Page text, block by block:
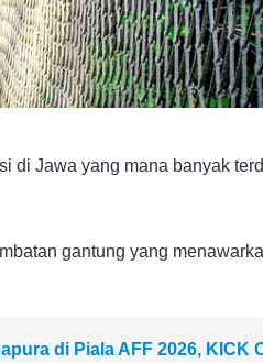
di Jawa yang mana banyak
gantung yang
di Piala AFF 2026, KICK